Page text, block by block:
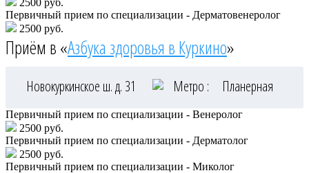
Первичный прием по специализации - Дерматовенеролог
2500 руб.
Приём в «Азбука здоровья в Куркино»
Новокуркинское ш. д. 31 Метро : Планерная
Первичный прием по специализации - Венеролог
2500 руб.
Первичный прием по специализации - Дерматолог
2500 руб.
Первичный прием по специализации - Миколог